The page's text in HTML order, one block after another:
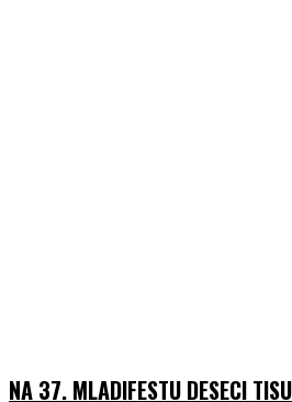
NA 37. MLADIFESTU DESECI